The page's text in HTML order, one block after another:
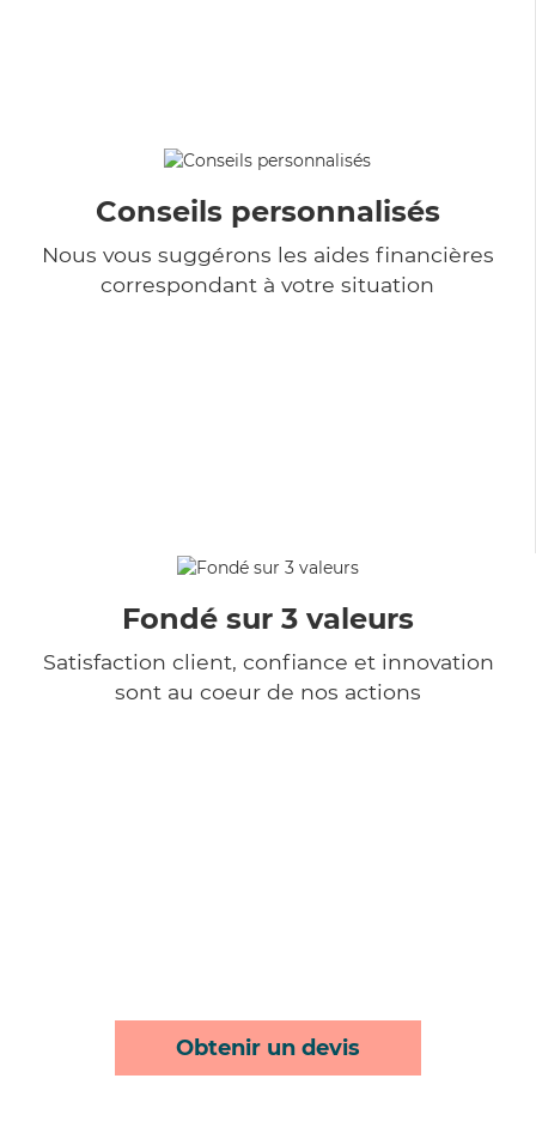
Conseils personnalisés
Nous vous suggérons les aides financières
correspondant à votre situation
Fondé sur 3 valeurs
Satisfaction client, confiance et innovation
sont au coeur de nos actions
Obtenir un devis